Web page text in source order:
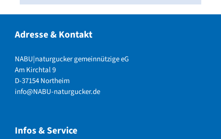
Adresse & Kontakt
NABU|naturgucker gemeinnützige eG
Am Kirchtal 9
D-37154 Northeim
info@NABU-naturgucker.de
Infos & Service